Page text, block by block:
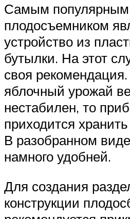
Самым популярным
плодосъемником
устройство из
бутылки. На этот
своя рекомендация.
яблочный урожай
нестабилен, то
приходится
В разобранном
намного удобней.
Для создания
конструкции